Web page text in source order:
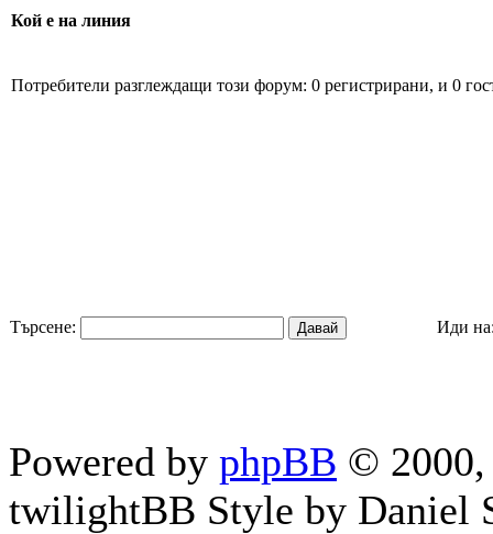
Кой е на линия
Потребители разглеждащи този форум: 0 регистрирани, и 0
Търсене: Иди
Powered by phpBB © 2000,
twilightBB Style by Daniel